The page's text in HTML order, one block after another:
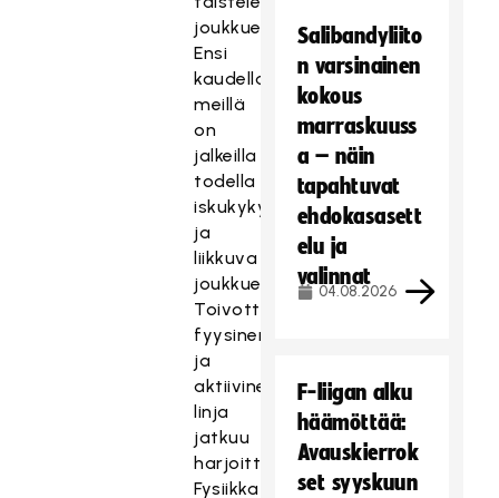
joukkue.
Ensi
kaudella
meillä
on
jalkeilla
todella
iskukykyinen
ja
liikkuva
joukkue.
Toivottavasti
fyysinen
ja
aktiivinen
linja
jatkuu
harjoittelussa.
Fysiikka
Salibandyliito
n varsinainen
kokous
marraskuuss
a – näin
tapahtuvat
ehdokasasett
elu ja
valinnat
04.08.2026
F-liigan alku
häämöttää:
Avauskierrok
set syyskuun